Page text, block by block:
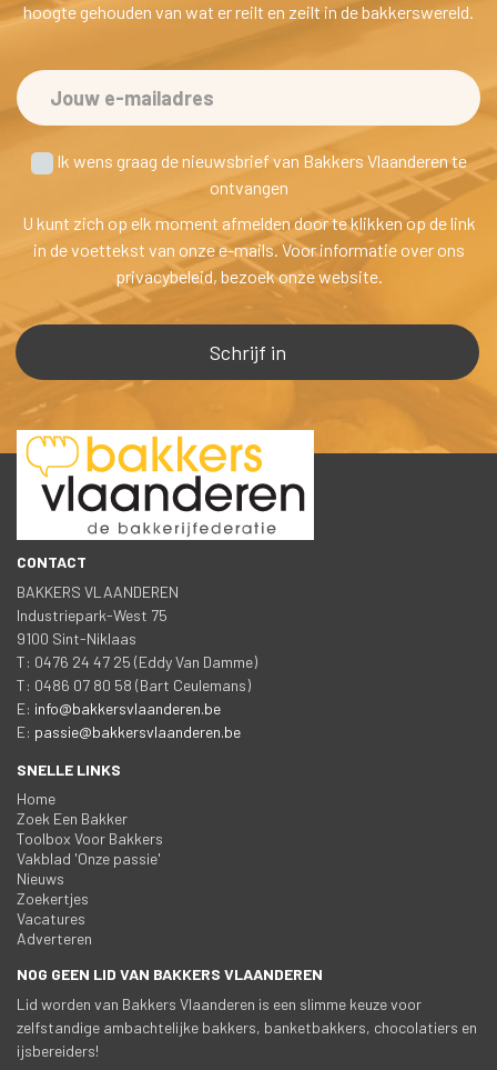
hoogte gehouden van wat er reilt en zeilt in de bakkerswereld.
Ik wens graag de nieuwsbrief van Bakkers Vlaanderen te
ontvangen
U kunt zich op elk moment afmelden door te klikken op de link
in de voettekst van onze e-mails. Voor informatie over ons
privacybeleid, bezoek onze website.
CONTACT
BAKKERS VLAANDEREN
Industriepark-West 75
9100 Sint-Niklaa
T: 0476 24 47 25 (Eddy Van Damme)
T: 0486 07 80 58 (Bart Ceulemans)
E: info@bakkersvlaanderen.be
E: passie@bakkersvlaanderen.be
SNELLE LINKS
Home
Zoek Een Bakker
Toolbox Voor Bakker
Vakblad 'Onze passie'
Nieuw
Zoekertje
Vacature
Adverteren
NOG GEEN LID VAN BAKKERS VLAANDEREN
Lid worden van Bakkers Vlaanderen is een slimme keuze voor
zelfstandige ambachtelijke bakkers, banketbakkers, chocolatiers en
ijsbereiders!